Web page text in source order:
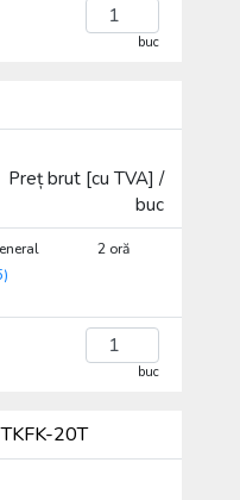
buc
Preț brut [cu TVA] /
buc
2 oră
buc
20T